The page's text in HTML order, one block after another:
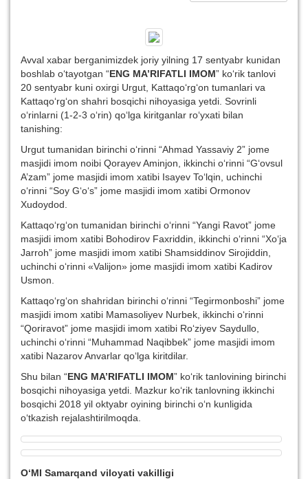
Avval xabar berganimizdek joriy yilning 17 sentyabr kunidan
boshlab o‘tayotgan “ENG MA’RIFATLI IMOM” ko‘rik tanlovi
20 sentyabr kuni oxirgi Urgut, Kattaqo‘rg‘on tumanlari va
Kattaqo‘rg‘on shahri bosqichi nihoyasiga yetdi. Sovrinli
o‘rinlarni (1-2-3 o‘rin) qo‘lga kiritganlar ro‘yxati bilan
tanishing:
Urgut tumanidan birinchi o‘rinni “Ahmad Yassaviy 2” jome
masjidi imom noibi Qorayev Aminjon, ikkinchi o‘rinni “G‘ovsul
A’zam” jome masjidi imom xatibi Isayev To‘lqin, uchinchi
o‘rinni “Soy G‘o‘s” jome masjidi imom xatibi Ormonov
Xudoydod.
Kattaqo‘rg‘on tumanidan birinchi o‘rinni “Yangi Ravot” jome
masjidi imom xatibi Bohodirov Faxriddin, ikkinchi o‘rinni “Xo‘ja
Jarroh” jome masjidi imom xatibi Shamsiddinov Sirojiddin,
uchinchi o‘rinni «Valijon» jome masjidi imom xatibi Kadirov
Usmon.
Kattaqo‘rg‘on shahridan birinchi o‘rinni “Tegirmonboshi” jome
masjidi imom xatibi Mamasoliyev Nurbek, ikkinchi o‘rinni
“Qoriravot” jome masjidi imom xatibi Ro‘ziyev Saydullo,
uchinchi o‘rinni “Muhammad Naqibbek” jome masjidi imom
xatibi Nazarov Anvarlar qo‘lga kiritdilar.
Shu bilan “ENG MA’RIFATLI IMOM” ko‘rik tanlovining birinchi
bosqichi nihoyasiga yetdi. Mazkur ko‘rik tanlovning ikkinchi
bosqichi 2018 yil oktyabr oyining birinchi o‘n kunligida
o‘tkazish rejalashtirilmoqda.
O‘MI Samarqand viloyati vakilligi